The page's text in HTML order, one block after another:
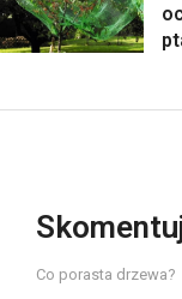
Co porasta drzewa?